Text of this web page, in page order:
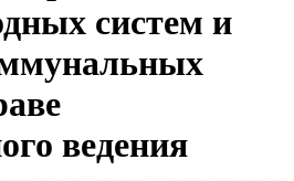
систем и
ведения